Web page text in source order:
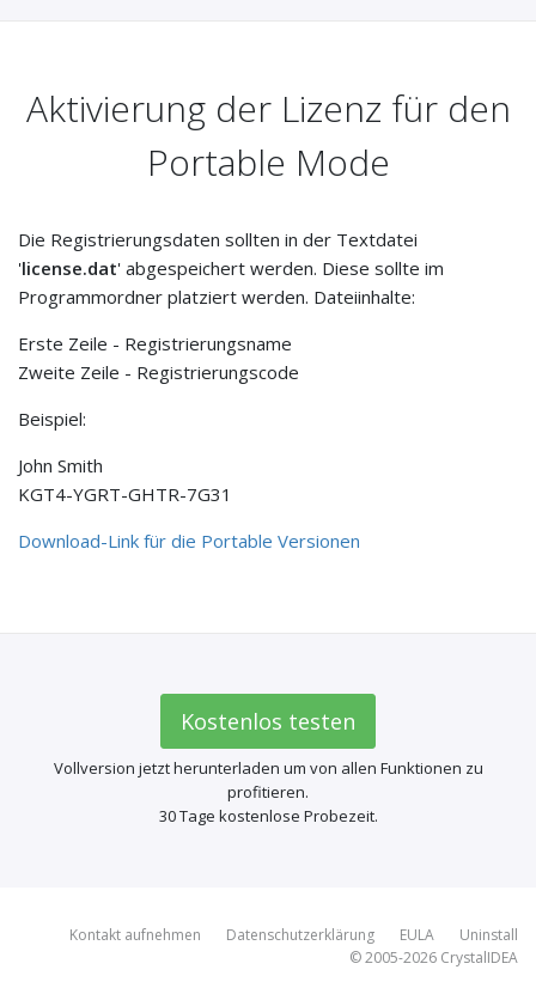
Aktivierung der Lizenz für den
Portable Mode
Die Registrierungsdaten sollten in der Textdatei
'license.dat' abgespeichert werden. Diese sollte im
Programmordner platziert werden. Dateiinhalte:
Erste Zeile - Registrierungsname
Zweite Zeile - Registrierungscode
Beispiel:
John Smith
KGT4-YGRT-GHTR-7G31
Download-Link für die Portable Versionen
Kostenlos testen
Vollversion jetzt herunterladen um von allen Funktionen zu
profitieren.
30 Tage kostenlose Probezeit.
Kontakt aufnehmen Datenschutzerklärung EULA
Uninstall
© 2005-2026 CrystalIDEA